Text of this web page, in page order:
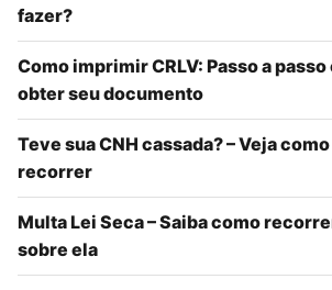
fazer?
Como imprimir CRLV: Passo a
obter seu documento
Teve sua CNH cassada? – Veja
recorrer
Multa Lei Seca – Saiba como
sobre ela